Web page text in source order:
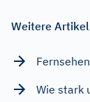
Weitere
Wie stark